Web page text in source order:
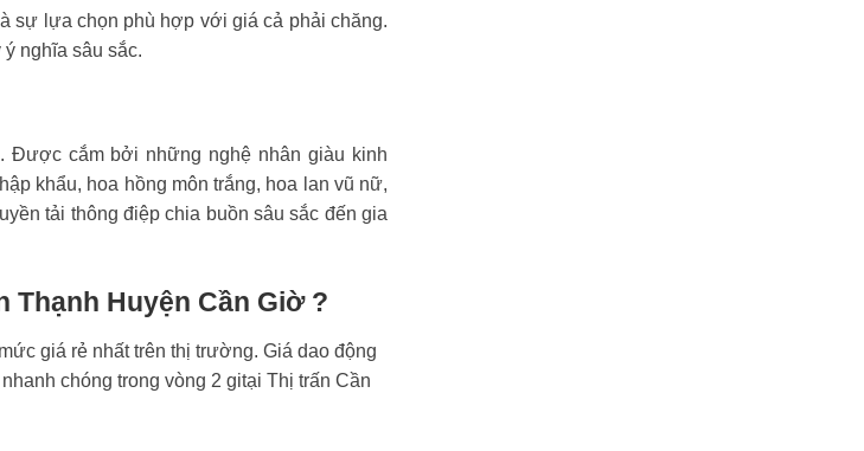
sự lựa chọn phù hợp với giá cả phải chăng.
nghĩa sâu sắc.
Được cắm bởi những nghệ nhân giàu kinh
khẩu, hoa hồng môn trắng, hoa lan vũ nữ,
tải thông điệp chia buồn sâu sắc đến gia
Huyện Cần Giờ ?
giá rẻ nhất trên thị trường. Giá dao động
chóng trong vòng 2 gitại Thị trấn Cần